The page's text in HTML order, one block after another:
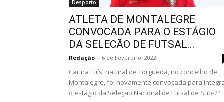
Desporto
ATLETA DE MONTALEGRE
CONVOCADA PARA O ESTÁGIO
DA SELECÃO DE FUTSAL...
Redação - 6 de Fevereiro, 2022
Carina Luís, natural de Torgueda, no concelho de
Montalegre, foi novamente convocada para
o estágio da Seleção Nacional de Futsal de Sub-21